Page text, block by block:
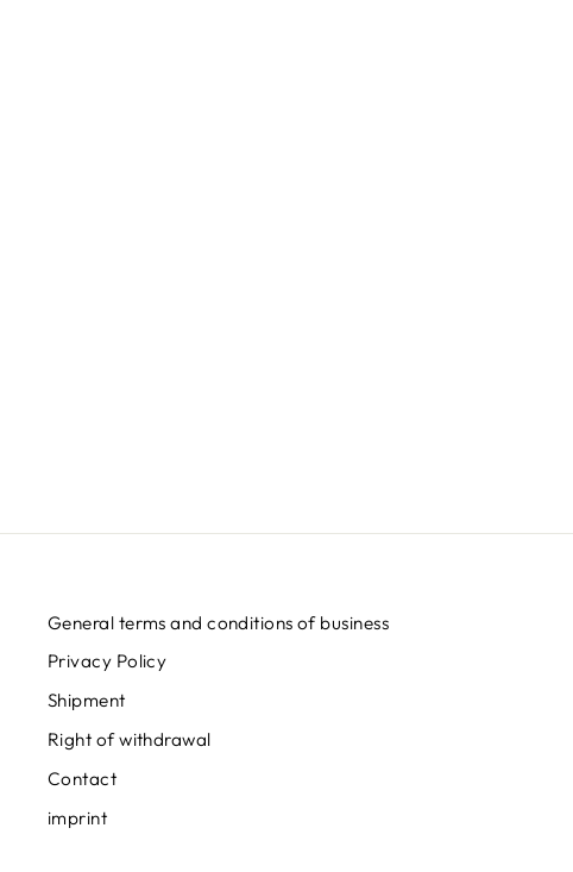
General terms and conditions of business
Privacy Policy
Shipment
Right of withdrawal
Contact
imprint